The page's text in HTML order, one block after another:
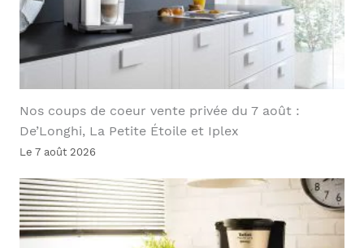
Nos coups de coeur vente privée du 7 août :
De’Longhi, La Petite Étoile et Iplex
Le 7 août 2026